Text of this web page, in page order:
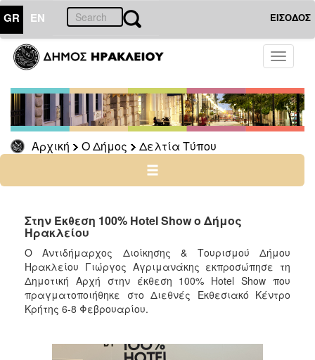
GR EN ΕΙΣΟΔΟΣ
Toggle
Αρχική Ο Δήμος Δελτία Τύπου
ΔΗΜΟΣ
Δελτία
Τύπου
Αρχείο
ΠΟΛΙΤΙΣΜΟΣ
ΑΝΘΕΚΤΙΚΗ
ΠΟΛΗ
Στην Έκθεση 100% Hotel Show ο Δήμος
Ηρακλείου
Ο Αντιδήμαρχος Διοίκησης & Τουρισμού Δήμου
Ηρακλείου Γιώργος Αγριμανάκης εκπροσώπησε τη
Δημοτική Αρχή στην έκθεση 100% Hotel Show που
πραγματοποιήθηκε στο Διεθνές Εκθεσιακό Κέντρο
Κρήτης 6-8 Φεβρουαρίου.